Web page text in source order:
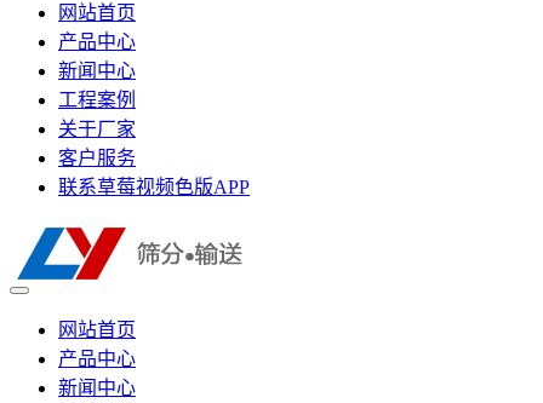
网站首页
产品中心
新闻中心
工程案例
关于厂家
客户服务
联系草莓视频色版APP
网站首页
产品中心
新闻中心